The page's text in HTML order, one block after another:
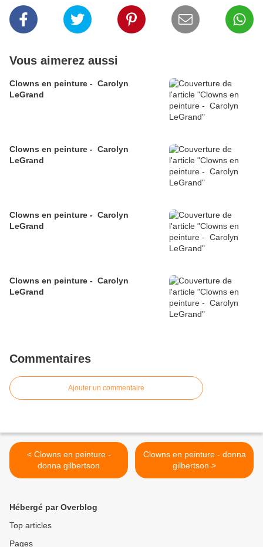
Vous aimerez aussi
Clowns en peinture - Carolyn
LeGrand
Clowns en peinture - Carolyn
LeGrand
Clowns en peinture - Carolyn
LeGrand
Clowns en peinture - Carolyn
LeGrand
Commentaires
Ajouter un commentaire
< Clowns en peinture -
donna gilbertson
Clowns en peinture - donna
gilbertson >
Hébergé par Overblog
Top articles
Pages